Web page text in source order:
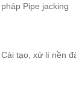
pháp Pipe jacking
Cải tạo, xử lí nền